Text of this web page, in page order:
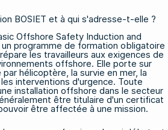
BOSIET et à qui s'adresse-t-elle ?
Offshore Safety Induction and
programme de formation obligatoire
les travailleurs aux exigences de
offshore. Elle porte sur
hélicoptère, la survie en mer, la
interventions d'urgence. Toute
installation offshore dans le secteur
être titulaire d'un certificat
être affectée à une mission.